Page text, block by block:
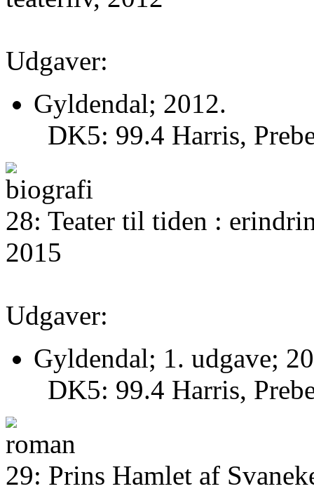
Udgaver:
Gyldendal; 2012.
DK5: 99.4 Harris,
28: Teater til tiden :
2015
Udgaver:
Gyldendal; 1. udgave;
DK5: 99.4 Harris,
29: Prins Hamlet af